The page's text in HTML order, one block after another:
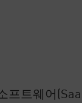
트웨어